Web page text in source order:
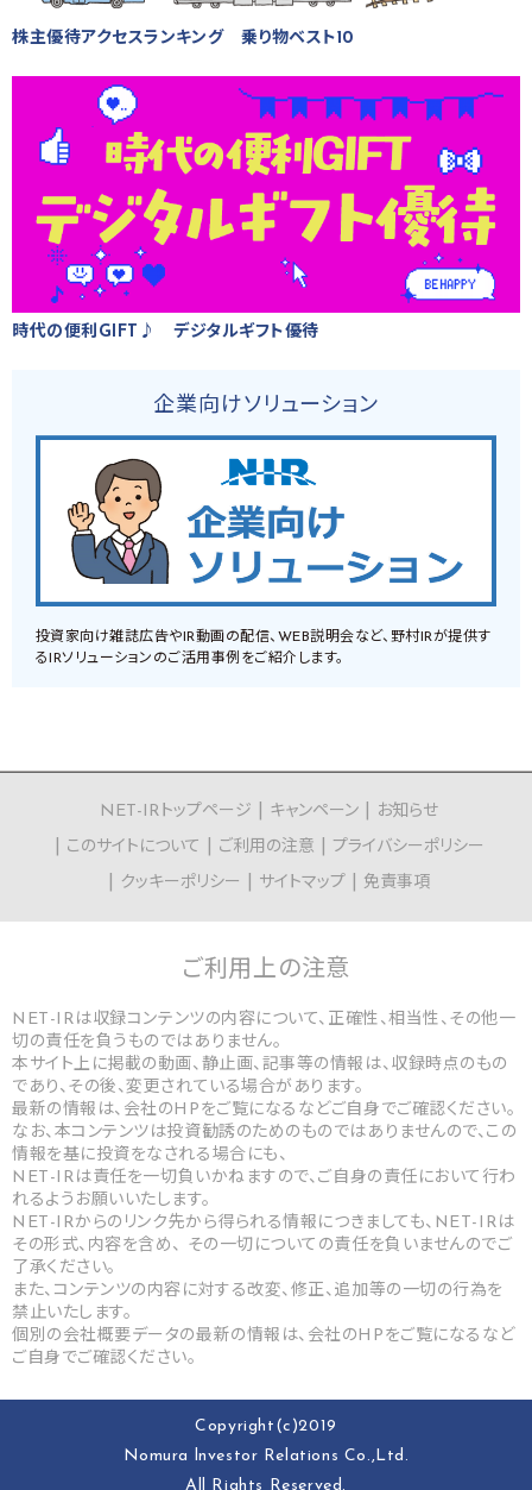
株主優待アクセスランキング 乗り物ベスト10
時代の便利GIFT♪ デジタルギフト優待
企業向けソリューション
投資家向け雑誌広告やIR動画の配信、WEB説明会など、野村IRが提供す
るIRソリューションのご活用事例をご紹介します。
NET-IRトップページ キャンペーン
お知らせ
このサイトについて
ご利用の注意
プライバシーポリシー
クッキーポリシー
サイトマップ 免責事項
ご利用上の注意
NET-IRは収録コンテンツの内容について、正確性、相当性、その他一
切の責任を負うものではありません。
本サイト上に掲載の動画、静止画、記事等の情報は、収録時点のもの
であり、その後、変更されている場合があります。
最新の情報は、会社のHPをご覧になるなどご自身でご確認ください。
なお、本コンテンツは投資勧誘のためのものではありませんので、この
情報を基に投資をなされる場合にも、
NET-IRは責任を一切負いかねますので、ご自身の責任において行わ
れるようお願いいたします。
NET-IRからのリンク先から得られる情報につきましても、NET-IRは
その形式、内容を含め、 その一切についての責任を負いませんのでご
了承ください。
また、コンテンツの内容に対する改変、修正、追加等の一切の行為を
禁止いたします。
個別の会社概要データの最新の情報は、会社のHPをご覧になるなど
ご自身でご確認ください。
Copyright(c)2019
Nomura lnvestor Relations Co.,Ltd.
All Rights Reserved.